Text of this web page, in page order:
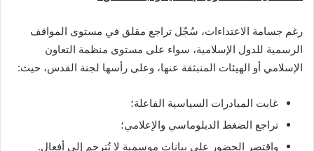
رغم جسامة الاعتداءات، سُجّل تراجع مقلق في مستوى المواقف
الرسمية للدول الإسلامية، سواء على مستوى منظمة التعاون
الإسلامي أو الهيئات المنبثقة عنها، وعلى رأسها لجنة القدس، حيث:
غابت المبادرات السياسية الفاعلة؛
تراجع الضغط الدبلوماسي والإعلامي؛
واقتصر الحضور على بيانات موسمية لا تُترجم إلى أفعال.